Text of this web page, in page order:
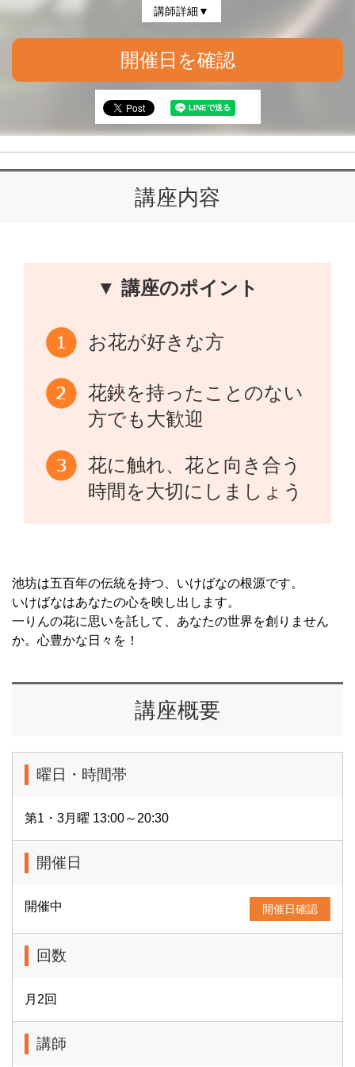
講師詳細▼
開催日を確認
講座内容
▼ 講座のポイント
お花が好きな方
花鋏を持ったことのない
方でも大歓迎
花に触れ、花と向き合う
時間を大切にしましょう
池坊は五百年の伝統を持つ、いけばなの根源です。
いけばなはあなたの心を映し出します。
一りんの花に思いを託して、あなたの世界を創りません
か。心豊かな日々を！
講座概要
曜日・時間帯
第1・3月曜 13:00～20:30
開催日
開催中 開催日確認
回数
月2回
講師